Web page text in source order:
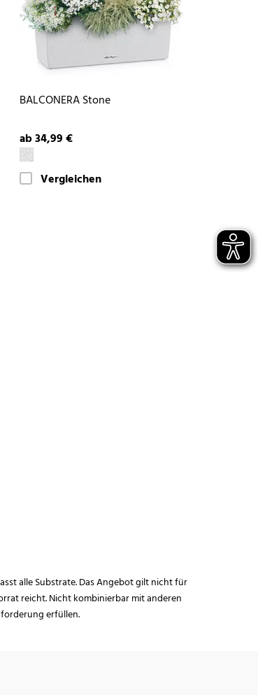
BALCONERA Stone
ab 34,99 €
Vergleichen
alle Substrate. Das Angebot gilt nicht für
reicht. Nicht kombinierbar mit anderen
erfüllen.